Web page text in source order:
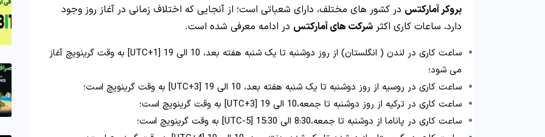
بروکر آمارکتس در کشور های مختلف، دارای شعباتی است؛ از آنجایی که اختلاف زمانی در آغاز روز وجود
دارد، ساعات کاری اکثر شرکت های آمارکتس در ادامه معرفی شده است.
ساعت کاری در لندن ( انگلستان) از روز دوشنبه تا یک شنبه هفته بعد، 10 الی 19 [UTC+1] به وقت گرینویچ آغاز
می شود؛
ساعت کاری در روسیه از روز دوشنبه تا یک شنبه هفته بعد، 10 الی 19 [UTC+3] به وقت گرینویچ است؛
ساعت کاری در ترکیه از روز دوشنبه تا جمعه،10 الی 19 [UTC+3] به وقت گرینویچ است؛
ساعت کاری در پاناما از دوشنبه تا جمعه،8:30 الی 15:30 [UTC-5] به وقت گرینویچ است؛